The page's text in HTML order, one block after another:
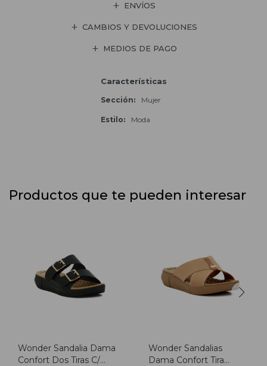
ENVÍOS
CAMBIOS Y DEVOLUCIONES
MEDIOS DE PAGO
Características
Sección Mujer
Estilo Moda
Productos que te pueden interesar
Wonder Sandalia Dama
Confort Dos Tiras C/
Wonder Sandalias
Dama Confort Tira